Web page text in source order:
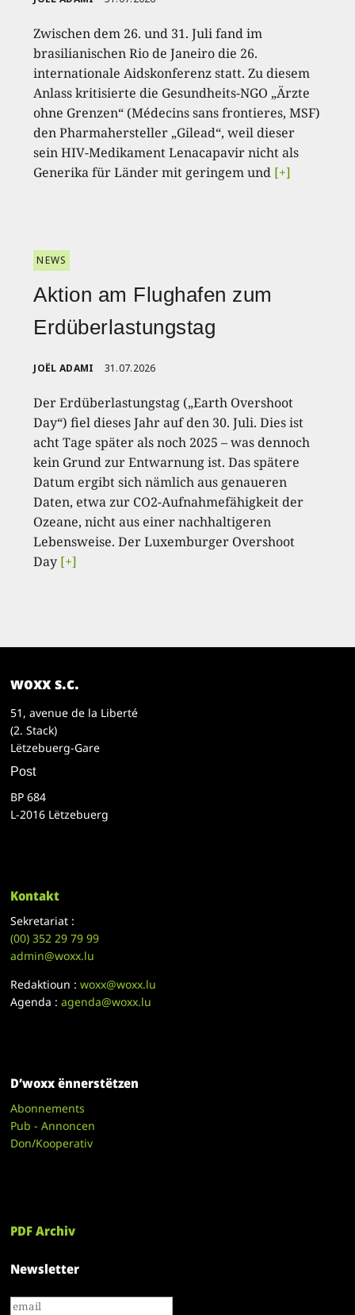
Zwischen dem 26. und 31. Juli fand im
brasilianischen Rio de Janeiro die 26.
internationale Aidskonferenz statt. Zu diesem
Anlass kritisierte die Gesundheits-NGO „Ärzte
ohne Grenzen“ (Médecins sans frontieres, MSF)
den Pharmahersteller „Gilead“, weil dieser
sein HIV-Medikament Lenacapavir nicht als
Generika für Länder mit geringem und [+]
NEWS
Aktion am Flughafen zum
Erdüberlastungstag
JOËL ADAMI 31.07.2026
Der Erdüberlastungstag („Earth Overshoot
Day“) fiel dieses Jahr auf den 30. Juli. Dies ist
acht Tage später als noch 2025 – was dennoch
kein Grund zur Entwarnung ist. Das spätere
Datum ergibt sich nämlich aus genaueren
Daten, etwa zur CO2-Aufnahmefähigkeit der
Ozeane, nicht aus einer nachhaltigeren
Lebensweise. Der Luxemburger Overshoot
Day [+]
woxx s.c.
51, avenue de la Liberté
(2. Stack)
Lëtzebuerg-Gare
Post
BP 684
L-2016 Lëtzebuerg
Kontakt
Sekretariat :
(00)352 29 79 99
admin@woxx.lu
Redaktioun :woxx@woxx.lu
Agenda :agenda@woxx.lu
D’woxx ënnerstëtzen
Abonnements
Pub - Annoncen
Don/Kooperativ
PDF Archiv
Newsletter